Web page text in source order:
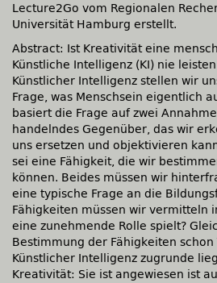
Lecture2Go vom Regionalen
Universität Hamburg erstellt.
Abstract: Ist Kreativität eine
Künstliche Intelligenz (KI) nie
Künstlicher Intelligenz stellen wir
Frage, was Menschsein eigentlich
basiert die Frage auf zwei
handelndes Gegenüber, das wir
uns ersetzen und objektivieren
sei eine Fähigkeit, die wir
können. Beides müssen wir
eine typische Frage an die
Fähigkeiten müssen wir vermitteln
eine zunehmende Rolle spielt?
Bestimmung der Fähigkeiten
Künstlicher Intelligenz zugrunde
Kreativität: Sie ist angewiesen ist